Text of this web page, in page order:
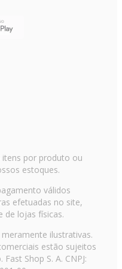
por produto ou
estoques.
válidos
efetuadas no site,
de lojas físicas.
ilustrativas.
estão sujeitos
Shop S. A. CNPJ: